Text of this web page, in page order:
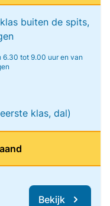
buiten de spits,
6.30 tot 9.00 uur en van
klas, dal)
Bekijk